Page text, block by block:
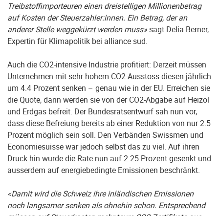
Treibstoffimporteuren einen dreistelligen Millionenbetrag
auf Kosten der Steuerzahler:innen. Ein Betrag, der an
anderer Stelle weggekürzt werden muss»sagt Delia Berner,
Expertin für Klimapolitik bei alliance sud.
Auch die CO2-intensive Industrie profitiert: Derzeit müssen
Unternehmen mit sehr hohem CO2-Ausstoss diesen jährlich
um 4.4 Prozent senken – genau wie in der EU. Erreichen sie
die Quote, dann werden sie von der CO2-Abgabe auf Heizöl
und Erdgas befreit. Der Bundesratsentwurf sah nun vor,
dass diese Befreiung bereits ab einer Reduktion von nur 2.5
Prozent möglich sein soll. Den Verbänden Swissmen und
Economiesuisse war jedoch selbst das zu viel. Auf ihren
Druck hin wurde die Rate nun auf 2.25 Prozent gesenkt und
ausserdem auf energiebedingte Emissionen beschränkt.
«Damit wird die Schweiz ihre inländischen Emissionen
noch langsamer senken als ohnehin schon. Entsprechend